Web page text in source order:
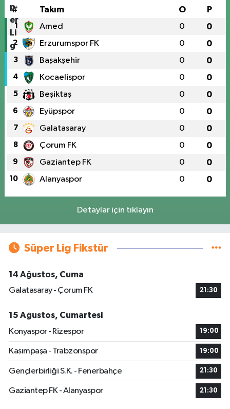
# Takım O P
1 Amed 0 0
2 Erzurumspor FK 0 0
3 Başakşehir 0 0
4 Kocaelispor 0 0
5 Beşiktaş 0 0
6 Eyüpspor 0 0
7 Galatasaray 0 0
8 Çorum FK 0 0
9 Gaziantep FK 0 0
10 Alanyaspor 0 0
Detaylar için tıklayın
Süper Lig Fikstür
14 Ağustos, Cuma
Galatasaray - Çorum FK
21:30
15 Ağustos, Cumartesi
Konyaspor - Rizespor
19:00
Kasımpaşa - Trabzonspor 19:00
Gençlerbirliği S.K. - Fenerbahçe 21:30
Gaziantep FK - Alanyaspor 21:30